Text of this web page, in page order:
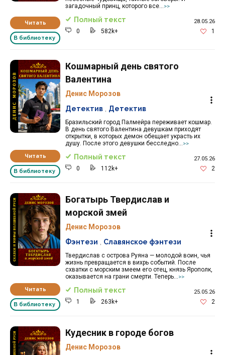
Читать
В библиотеку
загадочный принц, которого все...
>>
Полный текст 28.05.26
0 582k+ 1
Читать
В библиотеку
Кошмарный день святого
Валентина
Денис Морозов
Бразильский город Палмейра переживает кошмар.
В день святого Валентина девушкам приходят
открытки, в которых демон обещает украсть их
душу. После этого девушки бесследно...
>>
Детектив Детектив
Полный текст 27.05.26
0 112k+ 2
Читать
В библиотеку
Богатырь Твердислав и
морской змей
Денис Морозов
Твердислав с острова Руяна — молодой воин, чья
жизнь превращается в вихрь событий. После
схватки с морским змеем его отец, князь Ярополк,
оказывается на грани смерти. Теперь...
>>
Фэнтези Славянское фэнтези
Полный текст 25.05.26
1 263k+ 2
Кудесник в городе богов
Денис Морозов